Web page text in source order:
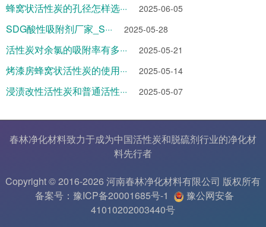
蜂窝状活性炭的孔径怎样选··· 2025-06-05
SDG酸性吸附剂厂家_S··· 2025-05-28
活性炭对余氯的吸附率有多··· 2025-05-21
烤漆房蜂窝状活性炭的使用··· 2025-05-14
浸渍改性活性炭和普通活性··· 2025-05-07
春林净化材料致力于成为中国活性炭和脱硫剂行业的净化材
料先行者
Copyright © 2016-2026 河南春林净化材料有限公司 版权所有
备案号：豫ICP备20001685号-1
豫公网安备
41010202003440号